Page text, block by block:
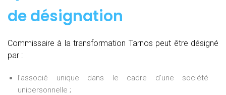
de désignation
Commissaire à la transformation Tarnos peut être désigné
par :
l’associé unique dans le cadre d’une société
unipersonnelle ;